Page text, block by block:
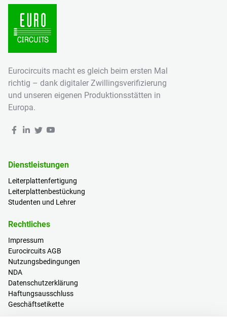
Eurocircuits macht es gleich beim ersten Mal
richtig – dank digitaler Zwillingsverifizierung
und unseren eigenen Produktionsstätten in
Europa.
Dienstleistungen
Leiterplattenfertigung
Leiterplattenbestückung
Studenten und Lehrer
Rechtliches
Impressum
Eurocircuits AGB
Nutzungsbedingungen
NDA
Datenschutzerklärung
Haftungsausschluss
Geschäftsetikette